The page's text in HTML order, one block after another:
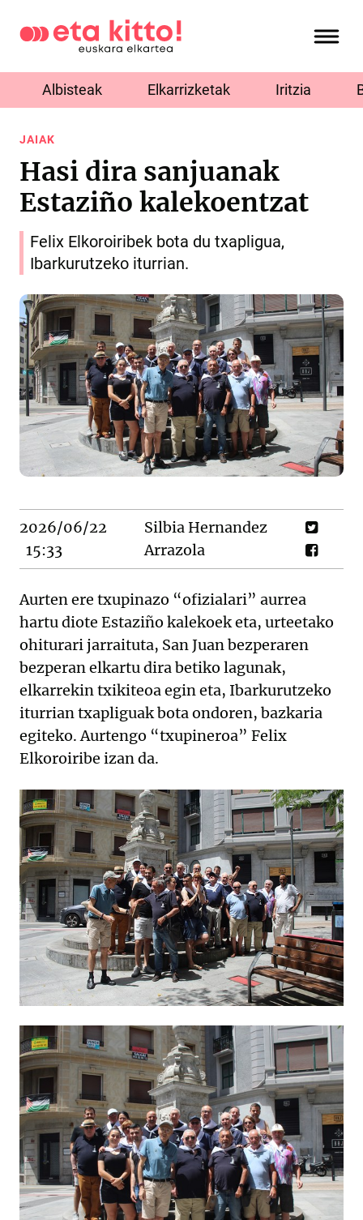
Albisteak Elkarrizketak Iritzia
JAIAK
Hasi dira sanjuanak
Estaziño kalekoentzat
Felix Elkoroiribek bota du txapligua,
Ibarkurutzeko iturrian.
2026/06/22
15:33
Silbia Hernandez
Arrazola
Aurten ere txupinazo “ofizialari” aurrea
hartu diote Estaziño kalekoek eta, urteetako
ohiturari jarraituta, San Juan bezperaren
bezperan elkartu dira betiko lagunak,
elkarrekin txikiteoa egin eta, Ibarkurutzeko
iturrian txapliguak bota ondoren, bazkaria
egiteko. Aurtengo “txupineroa” Felix
Elkoroiribe izan da.